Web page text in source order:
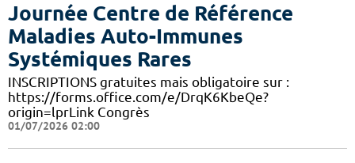
Journée Centre de Référence
Maladies Auto-Immunes
Systémiques Rares
INSCRIPTIONS gratuites mais obligatoire sur :
https://forms.office.com/e/DrqK6KbeQe?
origin=lprLink Congrès
01/07/2026 02:00